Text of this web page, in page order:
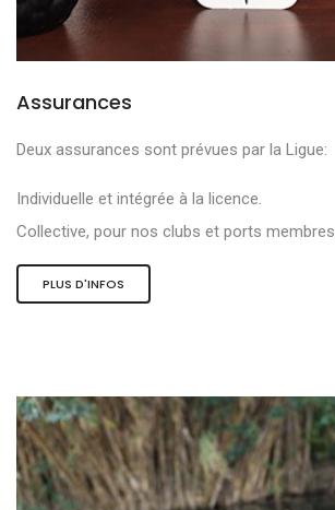
Assurances
Deux assurances sont prévues par la Ligue:
Individuelle et intégrée à la licence.
Collective, pour nos clubs et ports membres.
PLUS D'INFOS